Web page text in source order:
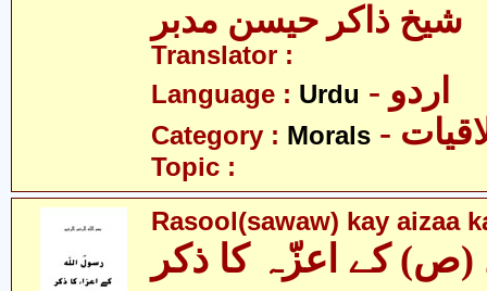
شیخ ذاکر حیسن مدبر
Translator :
Language : Urdu - اردو
Category : Morals
Topic :
Rasool(sawaw) kay aizaa